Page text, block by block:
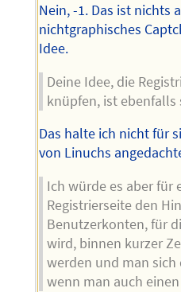
Nein, -1. Das ist nichts
nichtgraphisches
Idee.
Deine Idee, die
knüpfen, ist ebenfalls
Das halte ich nicht für
von Linuchs
Ich würde es aber für
Registrierseite den
Benutzerkonten, für
wird, binnen kurzer
werden und man
wenn man auch